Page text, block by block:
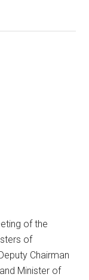
of the
of
Chairman
Minister of